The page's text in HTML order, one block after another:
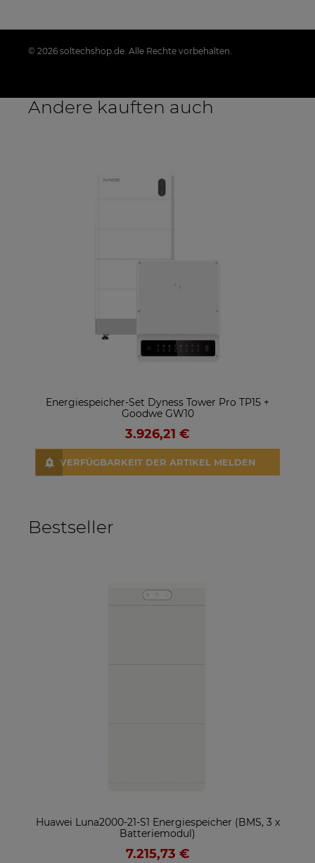
© 2026 soltechshop.de. Alle Rechte vorbehalten.
Andere kauften auch
Energiespeicher-Set Dyness Tower Pro TP15 +
Goodwe GW10
3.926,21 €
VERFÜGBARKEIT DER ARTIKEL MELDEN
Bestseller
Huawei Luna2000-21-S1 Energiespeicher (BMS, 3 x
Batteriemodul)
7.215,73 €